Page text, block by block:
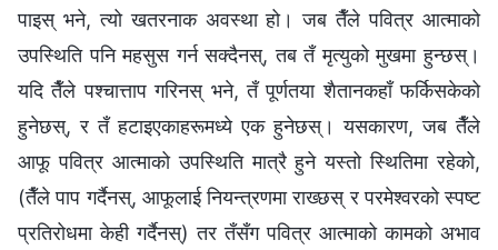
पाइस् भने, त्यो खतरनाक अवस्था हो। जब तैँले पवित्र आत्माको
उपस्थिति पनि महसुस गर्न सक्दैनस्, तब तँ मृत्युको मुखमा हुन्छस्।
यदि तैँले पश्‍चात्ताप गरिनस् भने, तँ पूर्णतया शैतानकहाँ फर्किसकेको
हुनेछस्, र तँ हटाइएकाहरूमध्ये एक हुनेछस्। यसकारण, जब तैँले
आफू पवित्र आत्माको उपस्थिति मात्रै हुने यस्तो स्थितिमा रहेको,
(तैँले पाप गर्दैनस्, आफूलाई नियन्त्रणमा राख्छस् र परमेश्‍वरको स्पष्ट
प्रतिरोधमा केही गर्दैनस्) तर तँसँग पवित्र आत्माको कामको अभाव